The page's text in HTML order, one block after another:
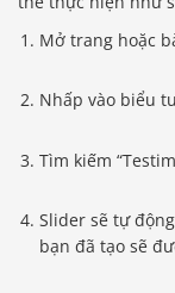
Mở trang hoặc
Nhấp vào biểu
Tìm kiếm
Slider sẽ tự
bạn đã tạo sẽ